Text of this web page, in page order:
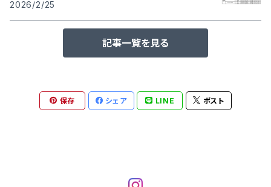
2026/2/25
記事一覧を見る
保存 シェア LINE ポスト